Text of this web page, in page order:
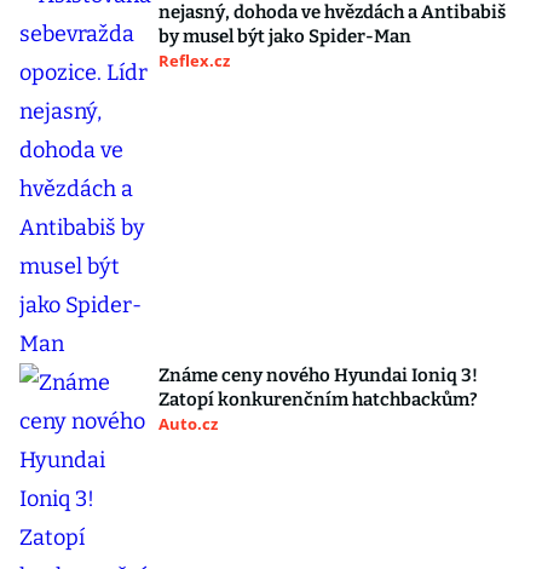
nejasný, dohoda ve hvězdách a Antibabiš
by musel být jako Spider-Man
Reflex.cz
Známe ceny nového Hyundai Ioniq 3!
Zatopí konkurenčním hatchbackům?
Auto.cz